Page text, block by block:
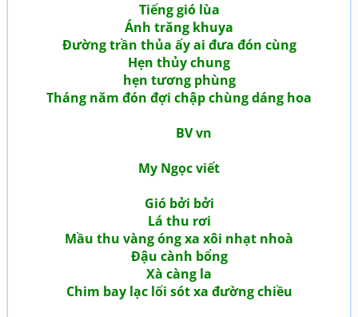
Tiếng gió lùa
Ánh trăng khuya
Đường trần thủa ấy ai đưa đón cùng
Hẹn thủy chung
hẹn tương phùng
Tháng năm đón đợi chập chùng dáng hoa
BV vn
My Ngọc viết
Gió bởi bởi
Lá thu rơi
Mầu thu vàng óng xa xôi nhạt nhoà
Đậu cành bổng
Xà càng la
Chim bay lạc lối sót xa đường chiều